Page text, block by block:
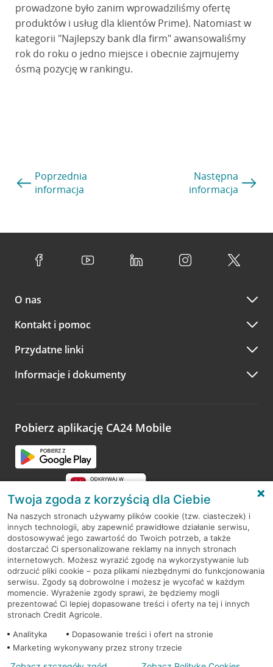
prowadzone było zanim wprowadziliśmy ofertę
produktów i usług dla klientów Prime). Natomiast w
kategorii "Najlepszy bank dla firm" awansowaliśmy
rok do roku o jedno miejsce i obecnie zajmujemy
ósmą pozycję w rankingu.
Poprzednia
informacja
Następna
informacja
O nas
Kontakt i pomoc
Przydatne linki
Informacje i dokumenty
Pobierz aplikację CA24 Mobile
RODO
Regulamin serwisu
Mapa serwisu
PolitykaCookies
Twoja zgoda z korzyścią dla Ciebie
Na naszych stronach używamy plików cookie (tzw. ciasteczek) i
innych technologii, aby zapewnić prawidłowe działanie serwisu,
dostosowywać jego zawartość do Twoich potrzeb, a także
dostarczać Ci spersonalizowane reklamy na innych stronach
internetowych. Możesz wyrazić zgodę na wykorzystywanie lub
odrzucić pliki cookie – poza plikami niezbędnymi do funkcjonowania
serwisu. Zgody są dobrowolne i możesz je wycofać w każdym
momencie. Wyrażenie zgody sprawi, że będziemy mogli
prezentować Ci lepiej dopasowane treści i oferty na tej i innych
stronach Credit Agricole.
Analityka
Dopasowanie treści i ofert na stronie
Marketing wykonywany przez strony trzecie